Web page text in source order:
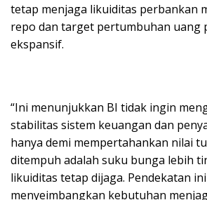
tetap menjaga likuiditas perbankan
repo dan target pertumbuhan uang
ekspansif.
“Ini menunjukkan BI tidak ingin
stabilitas sistem keuangan dan
hanya demi mempertahankan nilai
ditempuh adalah suku bunga lebih
likuiditas tetap dijaga. Pendekatan
menyeimbangkan kebutuhan